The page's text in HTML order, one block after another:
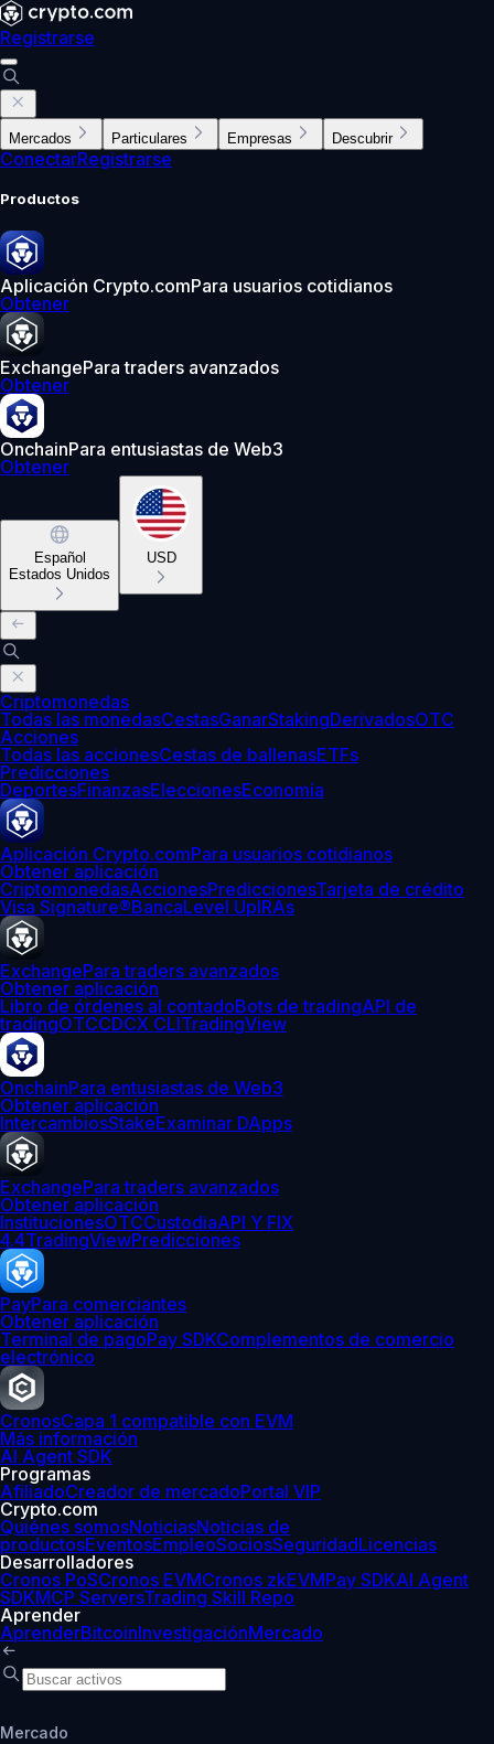
Registrarse
Mercados Particulares Empresas Descubrir
ConectarRegistrarse
Productos
Aplicación Crypto.comPara usuarios cotidianos
Obtener
ExchangePara traders avanzados
Obtener
OnchainPara entusiastas de Web3
Obtener
Español
Estados Unidos
USD
Criptomonedas
Todas las monedasCestasGanarStakingDerivadosOTC
Acciones
Todas las accionesCestas de ballenasETFs
Predicciones
DeportesFinanzasEleccionesEconomía
Aplicación Crypto.comPara usuarios cotidianos
Obtener aplicación
CriptomonedasAccionesPrediccionesTarjeta de crédito
Visa Signature®BancaLevel UpIRAs
ExchangePara traders avanzados
Obtener aplicación
Libro de órdenes al contadoBots de tradingAPI de
tradingOTCCDCX CLITradingView
OnchainPara entusiastas de Web3
Obtener aplicación
IntercambiosStakeExaminar DApps
ExchangePara traders avanzados
Obtener aplicación
InstitucionesOTCCustodiaAPI Y FIX
4.4TradingViewPredicciones
PayPara comerciantes
Obtener aplicación
Terminal de pagoPay SDKComplementos de comercio
electrónico
CronosCapa 1 compatible con EVM
Más información
AI Agent SDK
Programas
AfiliadoCreador de mercadoPortal VIP
Crypto.com
Quiénes somosNoticiasNoticias de
productosEventosEmpleoSociosSeguridadLicencias
Desarrolladores
Cronos PoSCronos EVMCronos zkEVMPay SDKAI Agent
SDKMCP ServersTrading Skill Repo
Aprender
AprenderBitcoinInvestigaciónMercado
Mercado